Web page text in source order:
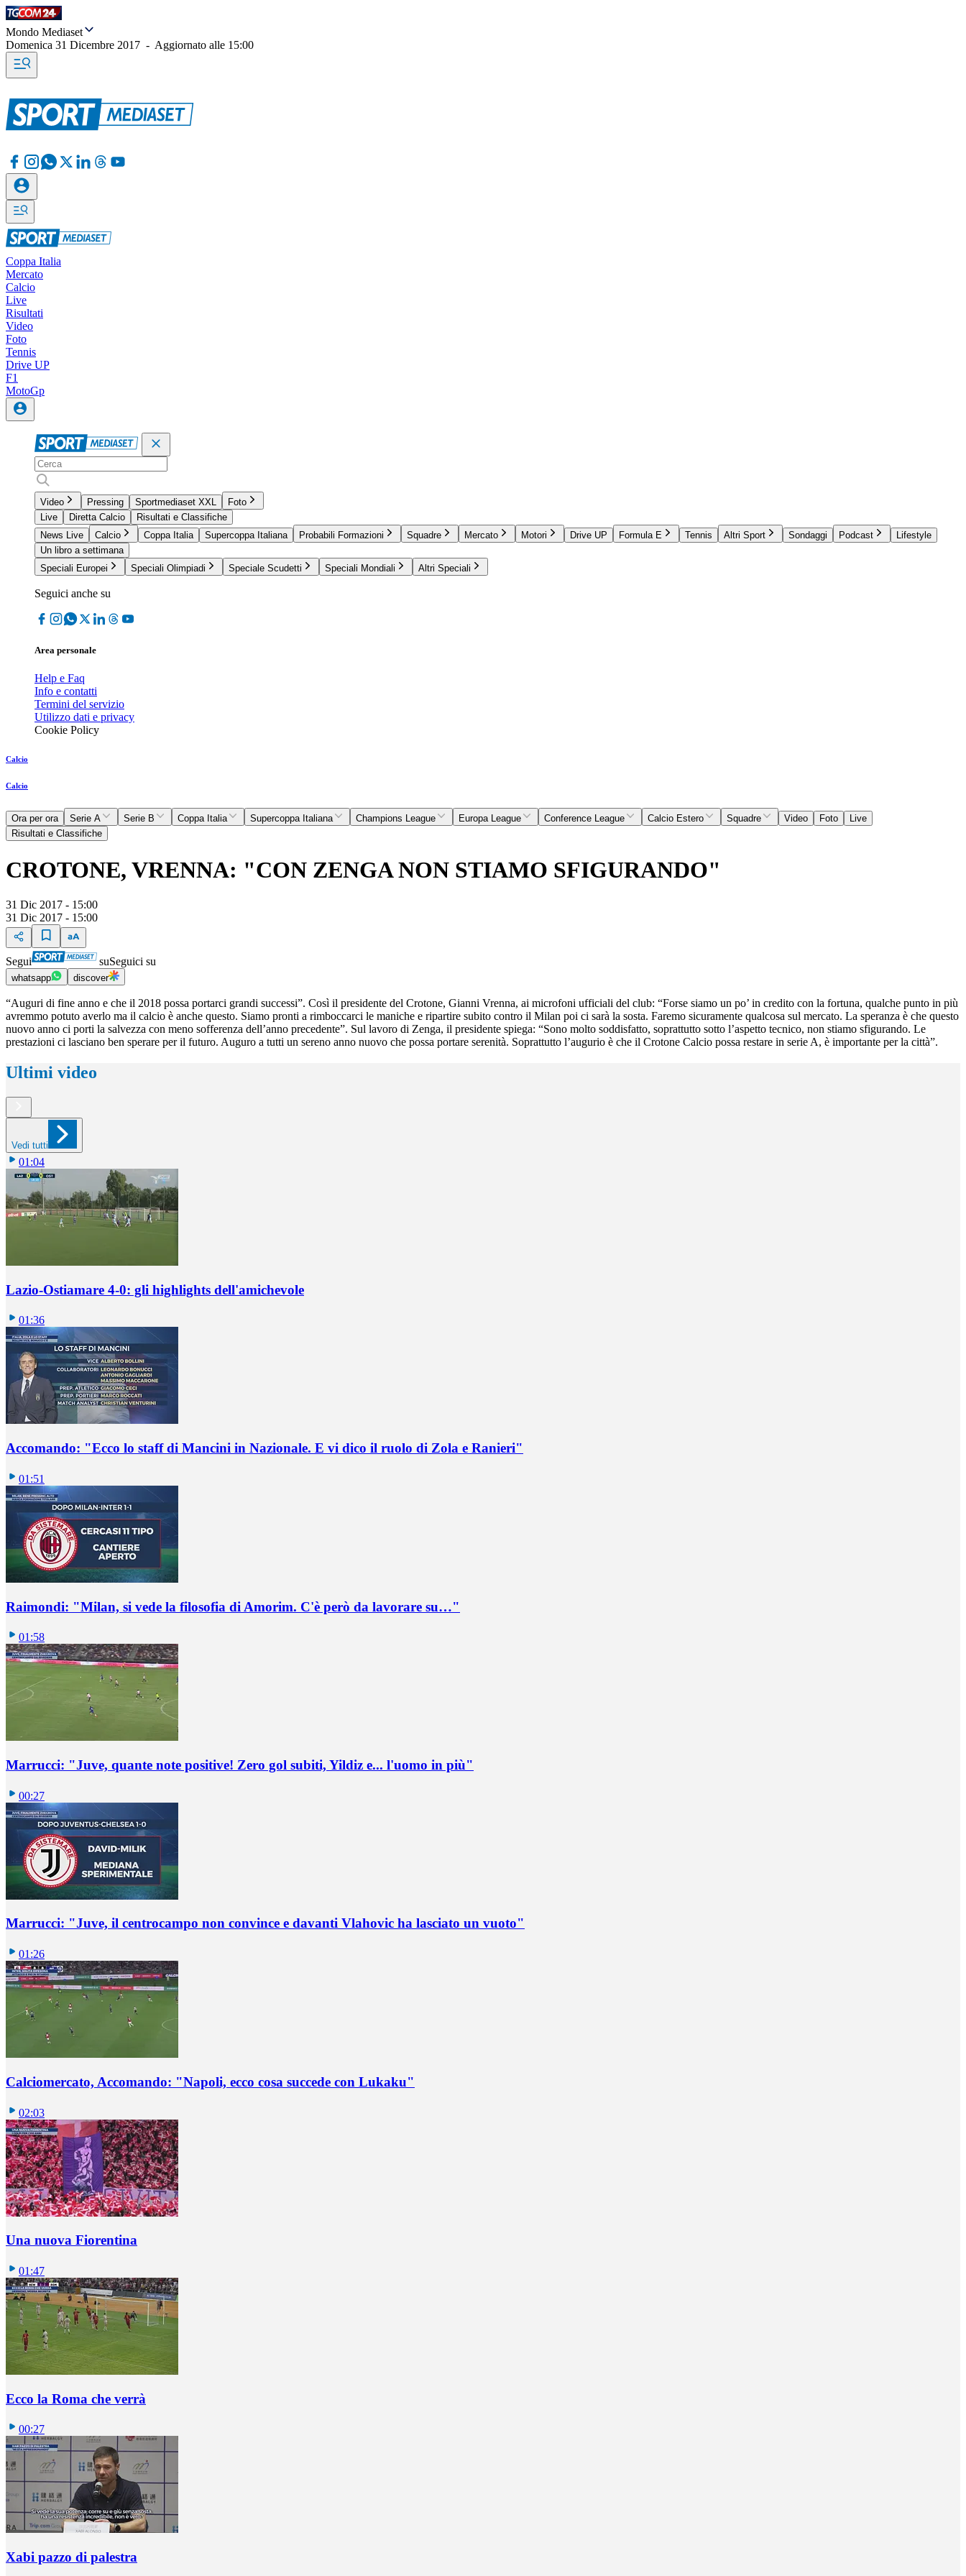
Mondo Mediaset
Domenica 31 Dicembre 2017 - Aggiornato alle 15:00
Coppa Italia
Mercato
Calcio
Live
Risultati
Video
Foto
Tennis
Drive UP
F1
MotoGp
Video Pressing Sportmediaset XXL
Foto
Live
Diretta Calcio
Risultati e Classifiche
News Live
Calcio Coppa Italia Supercoppa Italiana Probabili Formazioni Squadre Mercato Motori Drive UP Formula E Tennis Altri Sport Sondaggi Podcast
Lifestyle
Un libro a settimana
Speciali Europei
Speciali Olimpiadi Speciale Scudetti Speciali Mondiali Altri Speciali
Seguici anche su
Area personale
Help e Faq
Info e contatti
Termini del servizio
Utilizzo dati e privacy
Cookie Policy
Calcio
Calcio
Ora per ora Serie A Serie B Coppa Italia Supercoppa Italiana Champions League Europa League Conference League Calcio Estero Squadre Video Foto
Live
Risultati e Classifiche
CROTONE, VRENNA: "CON ZENGA NON STIAMO SFIGURANDO"
31 Dic 2017 - 15:00
31 Dic 2017 - 15:00
Segui suSeguici su
whatsapp discover
“Auguri di fine anno e che il 2018 possa portarci grandi successi”. Così il presidente del Crotone, Gianni Vrenna, ai microfoni ufficiali del club: “Forse siamo un po’ in credito con la fortuna, qualche punto in più
avremmo potuto averlo ma il calcio è anche questo. Siamo pronti a rimboccarci le maniche e ripartire subito contro il Milan poi ci sarà la sosta. Faremo sicuramente qualcosa sul mercato. La speranza è che questo
nuovo anno ci porti la salvezza con meno sofferenza dell’anno precedente”. Sul lavoro di Zenga, il presidente spiega: “Sono molto soddisfatto, soprattutto sotto l’aspetto tecnico, non stiamo sfigurando. Le
prestazioni ci lasciano ben sperare per il futuro. Auguro a tutti un sereno anno nuovo che possa portare serenità. Soprattutto l’augurio è che il Crotone Calcio possa restare in serie A, è importante per la città”.
Ultimi video
Vedi tutti
01:04
Lazio-Ostiamare 4-0: gli highlights dell'amichevole
01:36
Accomando: "Ecco lo staff di Mancini in Nazionale. E vi dico il ruolo di Zola e Ranieri"
01:51
Raimondi: "Milan, si vede la filosofia di Amorim. C'è però da lavorare su…"
01:58
Marrucci: "Juve, quante note positive! Zero gol subiti, Yildiz e... l'uomo in più"
00:27
Marrucci: "Juve, il centrocampo non convince e davanti Vlahovic ha lasciato un vuoto"
01:26
Calciomercato, Accomando: "Napoli, ecco cosa succede con Lukaku"
02:03
Una nuova Fiorentina
01:47
Ecco la Roma che verrà
00:27
Xabi pazzo di palestra